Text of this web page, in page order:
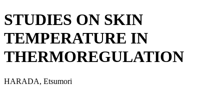
STUDIES ON SKIN
TEMPERATURE IN
THERMOREGULATION
HARADA, Etsumori